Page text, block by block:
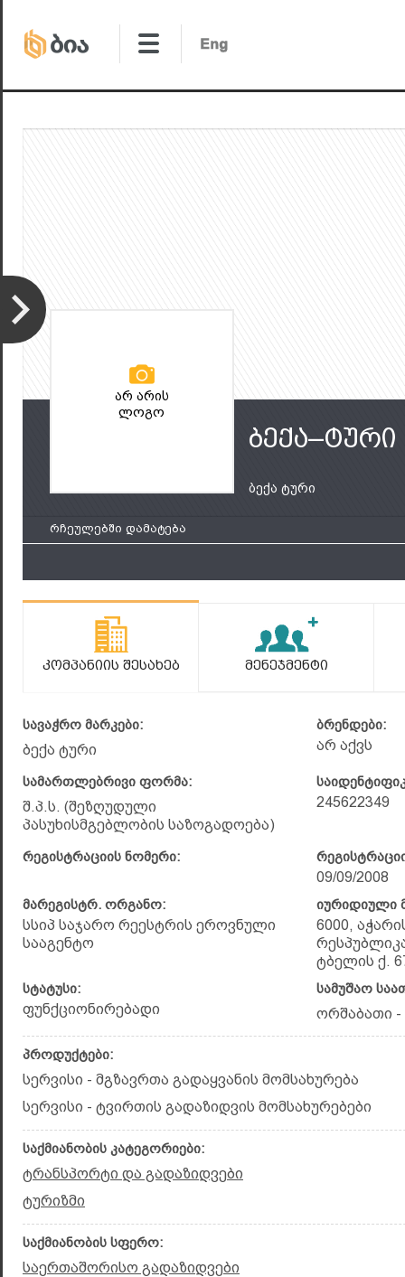
არ არის
ლოგო
ბექა–ტური
ბექა ტური
რჩეულებში დამატება
Კომპანიის Შესახებ Მენეჯმენტი
სავაჭრო მარკები:
ბექა ტური
ბრენდები:
არ აქვს
სამართლებრივი ფორმა:
შ.პ.ს. (შეზღუდული
პასუხისმგებლობის საზოგადოება)
245622349
რეგისტრაციის ნომერი:
09/09/2008
მარეგისტრ. ორგანო:
სსიპ საჯარო რეესტრის ეროვნული
სააგენტო
იურიდიული
6000,
ტბელის ქ.
სტატუსი:
ფუნქციონირებადი
სამუშაო
ორშაბათი -
პროდუქტები:
სერვისი - მგზავრთა გადაყვანის მომსახურება
სერვისი - ტვირთის გადაზიდვის მომსახურებები
საქმიანობის კატეგორიები:
ტრანსპორტი და გადაზიდვები
ტურიზმი
საქმიანობის სფერო:
საერთაშორისო გადაზიდვები